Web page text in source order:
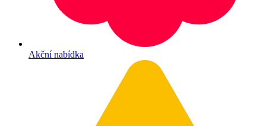
Akční nabídka